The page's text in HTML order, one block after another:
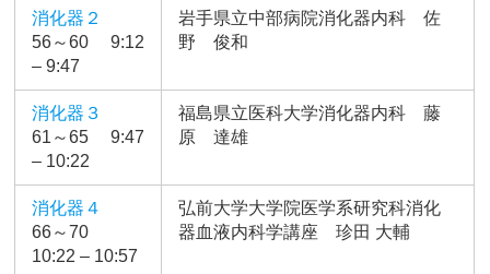
消化器２
56～60 9:12
– 9:47
岩手県立中部病院消化器内科 佐
野 俊和
消化器３
61～65 9:47
– 10:22
福島県立医科大学消化器内科 藤
原 達雄
消化器４
66～70
10:22 – 10:57
弘前大学大学院医学系研究科消化
器血液内科学講座 珍田 大輔